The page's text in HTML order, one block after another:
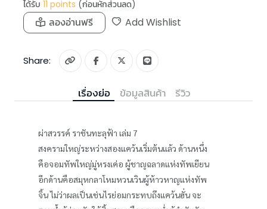
ได้รับ 11 points (ก่อนหักส่วนลด)
ลองอ่านฟรี Add Wishlist
Share:
เรื่องย่อ ข้อมูลสินค้า รีวิว
ผ่าสวรรค์ ราชันทะลุฟ้า เล่ม 7
สงครามใหญ่ระหว่างสองแคว้นเริ่มต้นแล้ว ด้านหนึ่ง
คือจอมทัพใหญ่มู่หรงเค่อ ผู้ชาญฉลาดแห่งทัพเยียน
อีกด้านคือสมุหกลาโหมหวนเวินผู้ห้าวหาญแห่งทัพ
จิ้น ไม่ว่าผลเป็นเช่นไรย่อมกระทบถึงแคว้นฮั่น จะ